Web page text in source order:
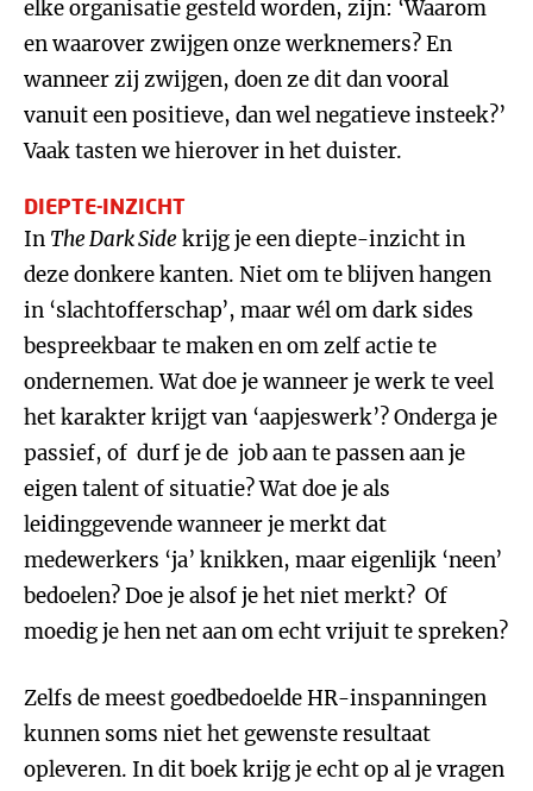
elke organisatie gesteld worden, zijn: ‘Waarom
en waarover zwijgen onze werknemers? En
wanneer zij zwijgen, doen ze dit dan vooral
vanuit een positieve, dan wel negatieve insteek?’
Vaak tasten we hierover in het duister.
DIEPTE-INZICHT
In The Dark Side krijg je een diepte-inzicht in
deze donkere kanten. Niet om te blijven hangen
in ‘slachtofferschap’, maar wél om dark sides
bespreekbaar te maken en om zelf actie te
ondernemen. Wat doe je wanneer je werk te veel
het karakter krijgt van ‘aapjeswerk’? Onderga je
passief, of durf je de job aan te passen aan je
eigen talent of situatie? Wat doe je als
leidinggevende wanneer je merkt dat
medewerkers ‘ja’ knikken, maar eigenlijk ‘neen’
bedoelen? Doe je alsof je het niet merkt? Of
moedig je hen net aan om echt vrijuit te spreken?
Zelfs de meest goedbedoelde HR-inspanningen
kunnen soms niet het gewenste resultaat
opleveren. In dit boek krijg je echt op al je vragen